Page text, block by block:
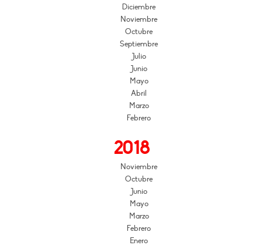
Diciembre
Noviembre
Octubre
Septiembre
Julio
Junio
Mayo
Abril
Marzo
Febrero
2018
Noviembre
Octubre
Junio
Mayo
Marzo
Febrero
Enero